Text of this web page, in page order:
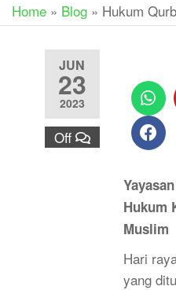
Home » Blog » Hukum
JUN
23
2023
Off
Hukum
Muslim
Hari
yang